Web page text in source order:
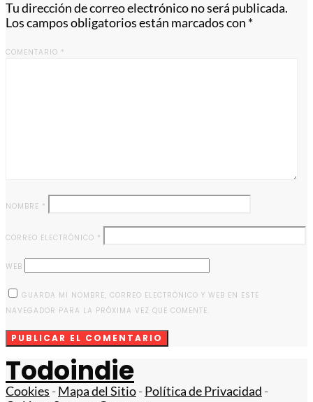
Tu dirección de correo electrónico no será publicada.
Los campos obligatorios están marcados con *
COMENTARIO *
NOMBRE *
CORREO ELECTRÓNICO *
WEB
GUARDA MI NOMBRE, CORREO ELECTRÓNICO Y WEB EN ESTE
NAVEGADOR PARA LA PRÓXIMA VEZ QUE COMENTE.
Todoindie
Cookies -Mapa del Sitio-Política de Privacidad -